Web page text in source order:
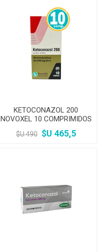
KETOCONAZOL 200
NOVOXEL 10 COMPRIMIDOS
$U 490 $U 465,5